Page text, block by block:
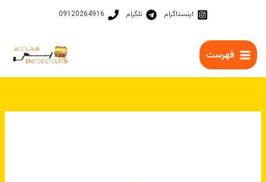
اینستاگرام تلگرام 09120264916
فهرست